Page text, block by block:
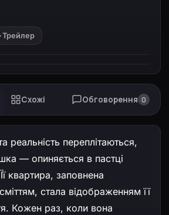
Трейлер
Схожі Обговорення 0
реальність переплітаються,
— опиняється в пастці
квартира, заповнена
стала відображенням її
Кожен раз, коли вона